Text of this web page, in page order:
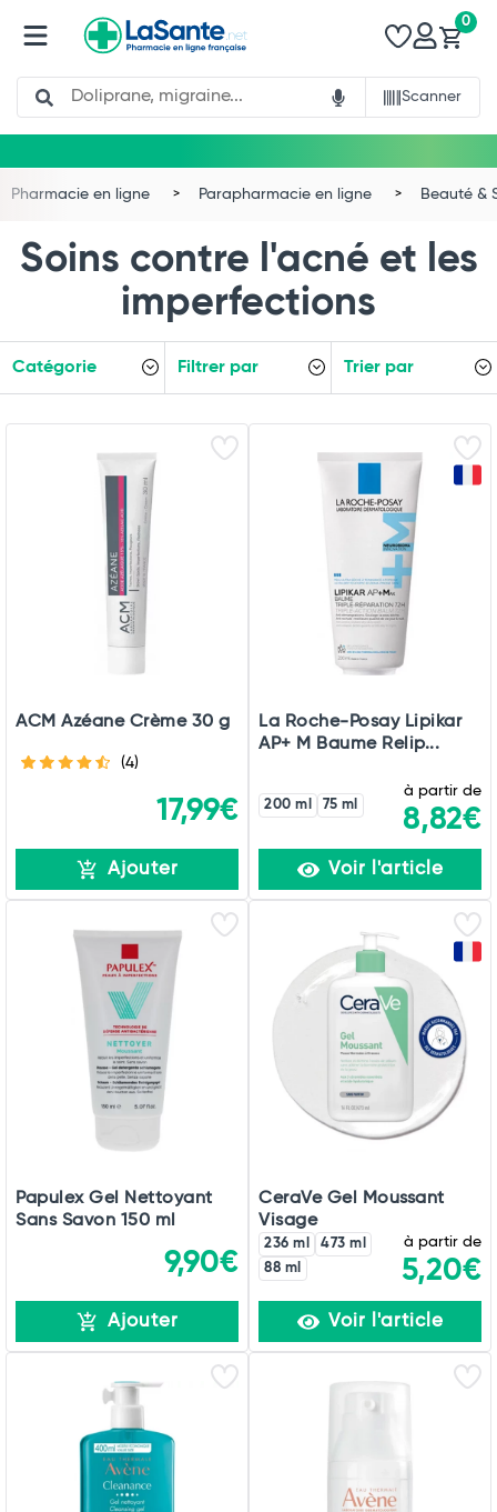
Search
Scanner
0
Total
Pharmacie en ligne Parapharmacie en ligne Beauté &
Soins contre l'acné et les
imperfections
Catégorie Filtrer par Trier par
ACM Azéane Crème 30 g
(4)
17,99€
Ajouter
La Roche-Posay Lipikar
AP+ M Baume Relip...
200 ml 75 ml
à partir de
8,82€
Voir l'article
Papulex Gel Nettoyant
Sans Savon 150 ml
9,90€
Ajouter
CeraVe Gel Moussant
Visage
236 ml
473 ml
88 ml
à partir de
5,20€
Voir l'article